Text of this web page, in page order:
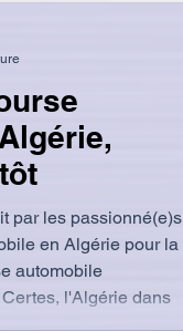
par les passionné(e)s
en Algérie pour la
automobile